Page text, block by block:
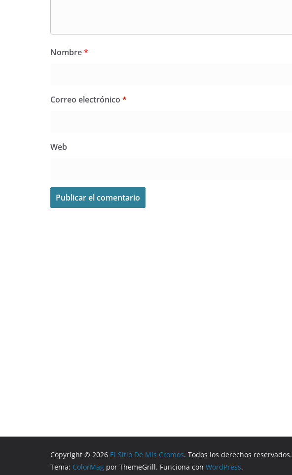
Nombre*
Correo electrónico *
Web
Copyright © 2026 El Sitio De Mis Cromos. Todos los derechos reservados.
Tema: ColorMag por ThemeGrill. Funciona con WordPress.